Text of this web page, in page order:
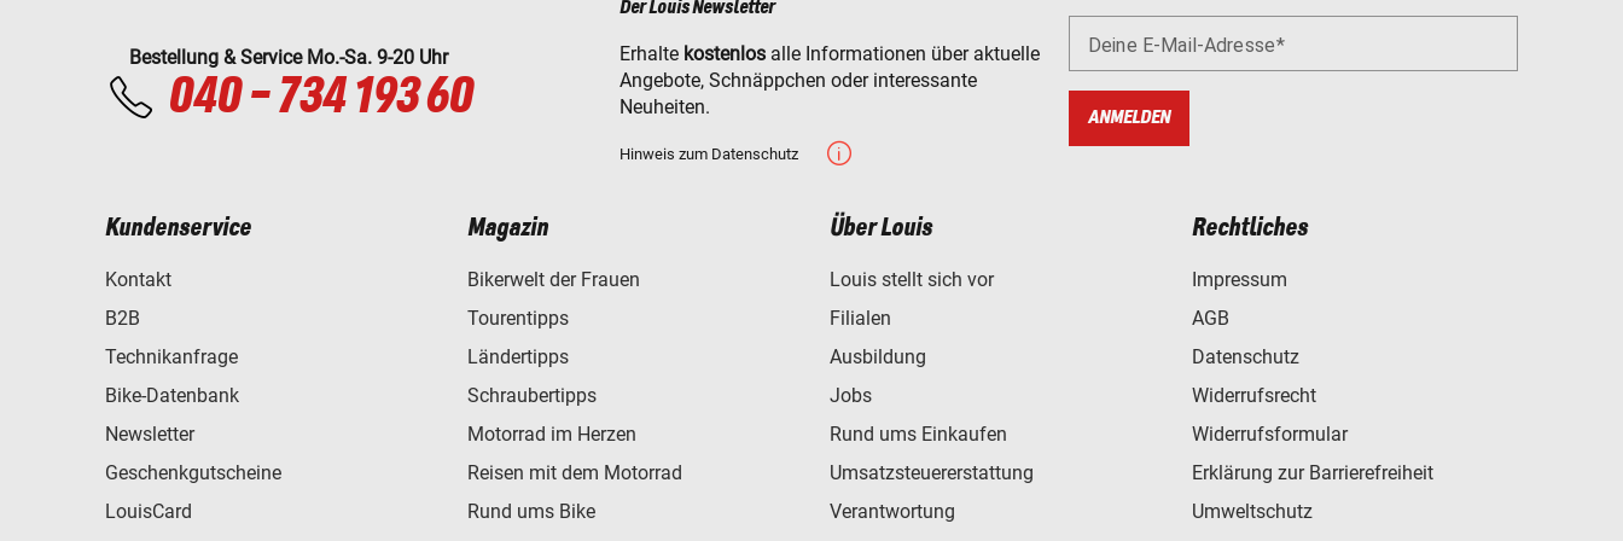
Bestellung & Service Mo.-Sa. 9-20 Uhr
040 - 734 193 60
Der Louis Newsletter
Erhalte kostenlos alle Informationen über aktuelle
Angebote, Schnäppchen oder interessante
Neuheiten.
Hinweis zum Datenschutz
Deine E-Mail-Adresse
ANMELDEN
Kundenservice
Kontakt
B2B
Technikanfrage
Bike-Datenbank
Newsletter
Geschenkgutscheine
LouisCard
Magazin
Bikerwelt der Frauen
Tourentipps
Ländertipps
Schraubertipps
Motorrad im Herzen
Reisen mit dem Motorrad
Rund ums Bike
Über Louis
Louis stellt sich vor
Filialen
Ausbildung
Jobs
Rund ums Einkaufen
Umsatzsteuererstattung
Verantwortung
Rechtliches
Impressum
AGB
Datenschutz
Widerrufsrecht
Widerrufsformular
Erklärung zur Barrierefreiheit
Umweltschutz